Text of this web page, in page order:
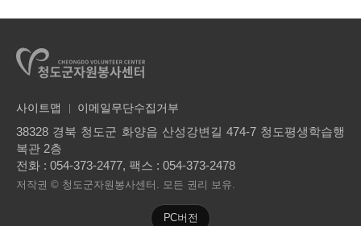
사이트맵 이메일무단수집거부
38328 경북 청도군 화양읍 산성강변길 474-7 청도평생학습행
복관 2층
전화 : 054-373-2477, 팩스 : 054-373-2478
저작권 © 청도군자원봉사센터. 모든 권리 보유.
PC버전